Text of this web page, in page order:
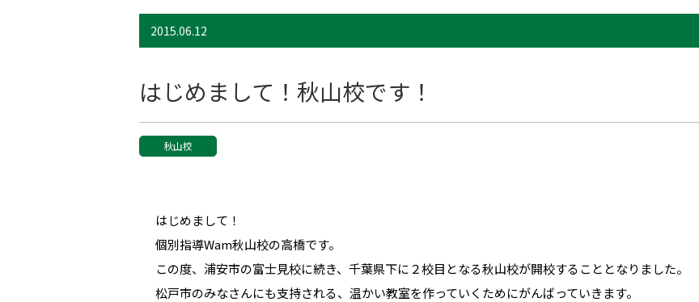
2015.06.12
はじめまして！秋山校です！
秋山校
はじめまして！
個別指導Wam秋山校の高橋です。
この度、浦安市の富士見校に続き、千葉県下に２校目となる秋山校が開校することとなりました。
松戸市のみなさんにも支持される、温かい教室を作っていくためにがんばっていきます。